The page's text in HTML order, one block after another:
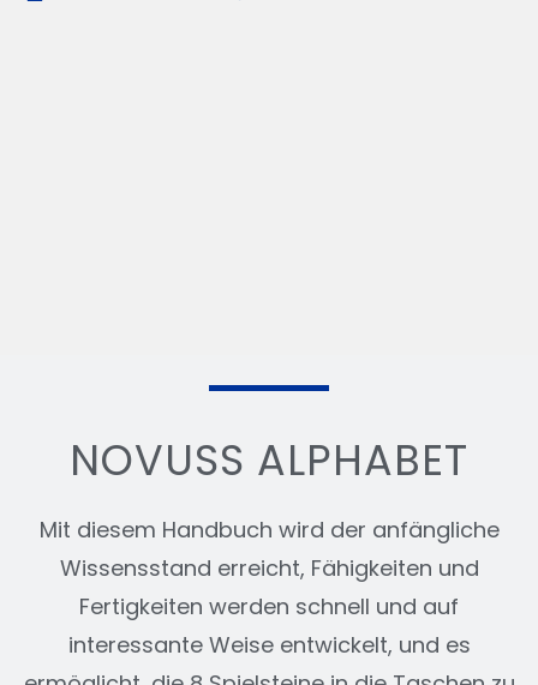
NOVUSS ALPHABET
Mit diesem Handbuch wird der anfängliche
Wissensstand erreicht, Fähigkeiten und
Fertigkeiten werden schnell und auf
interessante Weise entwickelt, und es